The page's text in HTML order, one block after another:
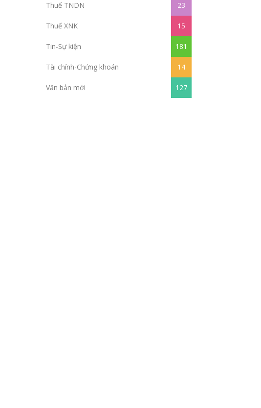
Thuế TNDN 23
Thuế XNK 15
Tin-Sự kiện 181
Tài chính-Chứng khoán 14
Văn bản mới 127